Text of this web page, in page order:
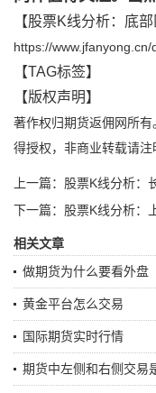
【股票K线分析：底
https://
【TAG标签】
【版权声明】
著作权归期货返佣网所
得授权，非商业转载请注
上一篇：股票K线分析
下一篇：股票K线分析：
相关文章
做期货为什么要看外盘
黄金平台怎么交易
国际期货实时行情
期货中左侧和右侧交易